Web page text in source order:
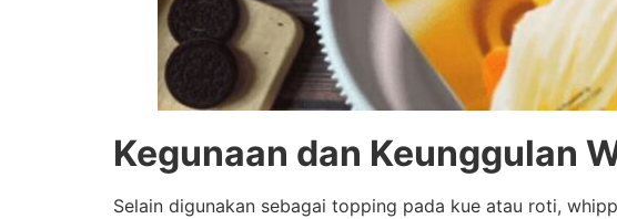
Kegunaan dan Keunggulan
Selain digunakan sebagai topping pada kue atau roti,